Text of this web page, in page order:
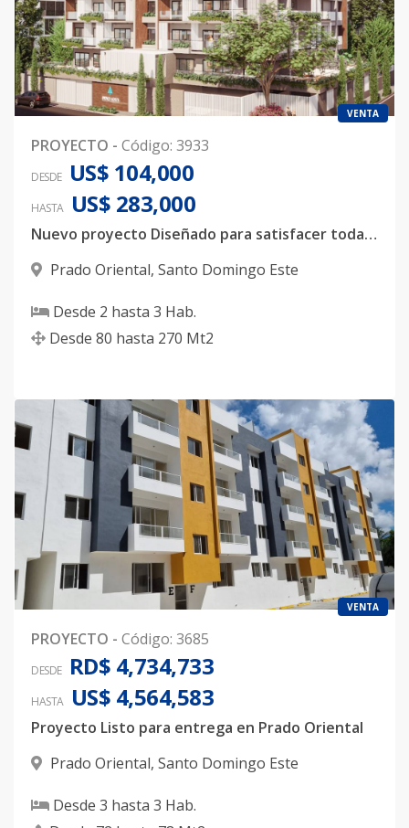
VENTA
PROYECTO - Código: 3933
DESDE US$ 104,000
HASTA US$ 283,000
Nuevo proyecto Diseñado para satisfacer todas las necesidades y generar bienestar a quien lo habite.
Prado Oriental, Santo Domingo Este
Desde 2 hasta 3 Hab.
Desde 80 hasta 270 Mt2
VENTA
PROYECTO - Código: 3685
DESDE RD$ 4,734,733
HASTA US$ 4,564,583
Proyecto Listo para entrega en Prado Oriental
Prado Oriental, Santo Domingo Este
Desde 3 hasta 3 Hab.